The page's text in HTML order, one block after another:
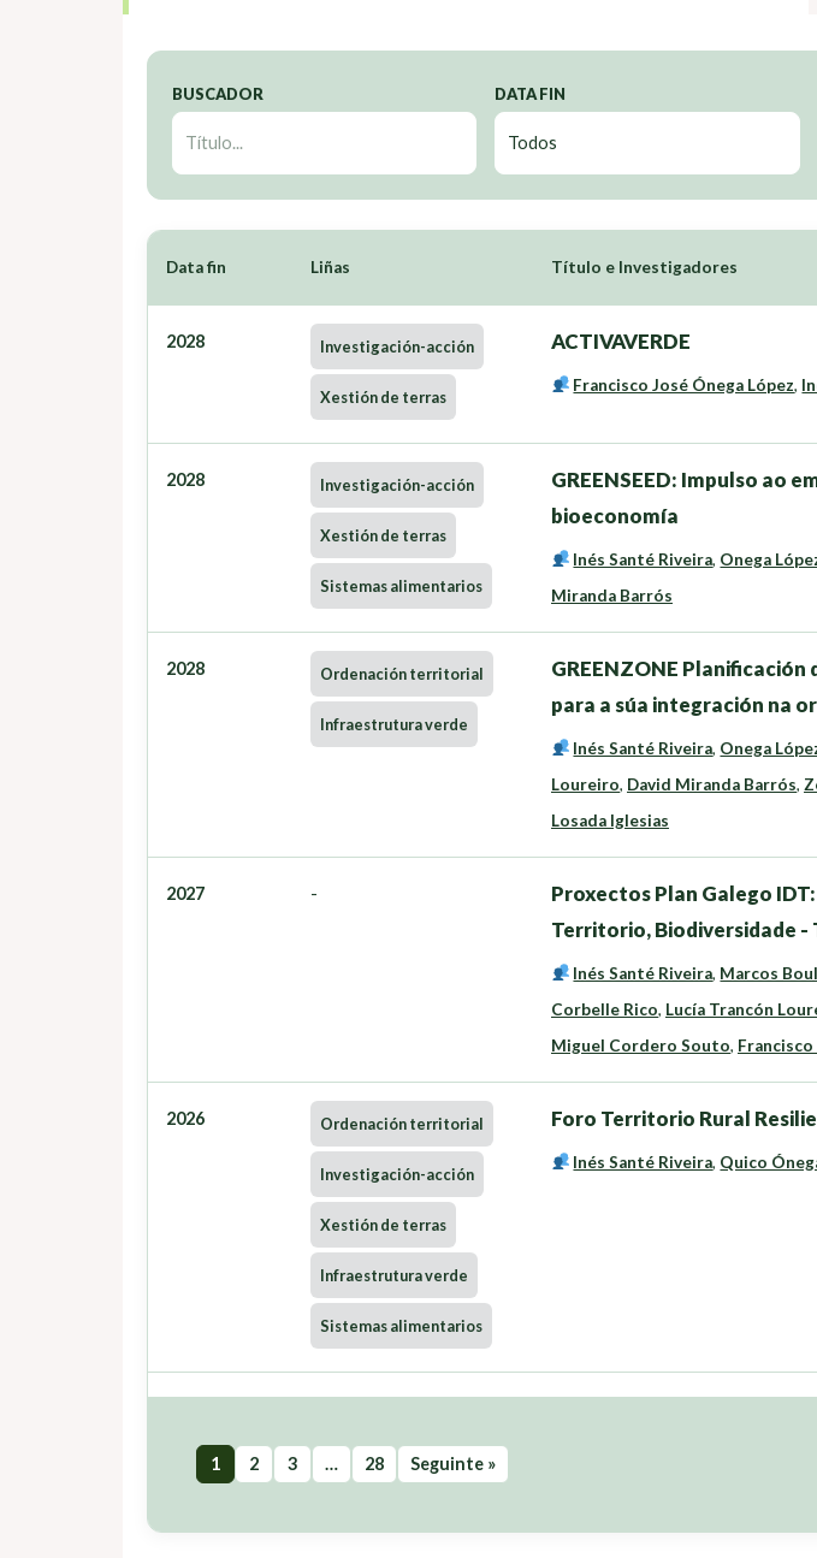
BUSCADOR DATA FIN
Data fin Liñas Título e Investigadores
2028 Investigación-acción
Xestión de terras
ACTIVAVERDE
Francisco José Ónega López,
2028 Investigación-acción
Xestión de terras
Sistemas alimentarios
GREENSEED: Impulso ao
bioeconomía
Inés Santé Riveira, Onega
Miranda Barrós
2028 Ordenación territorial
Infraestrutura verde
GREENZONE
para a súa integración na
Inés Santé Riveira, Onega
Loureiro, David Miranda Barrós,
Losada Iglesias
2027 -
Proxectos Plan Galego IDT:
Territorio, Biodiversidade -
Inés Santé Riveira, Marcos
Corbelle Rico, Lucía Trancón
Miguel Cordero Souto, Francisco
2026 Ordenación territorial
Investigación-acción
Xestión de terras
Infraestrutura verde
Sistemas alimentarios
Foro Territorio Rural
Inés Santé Riveira, Quico
1 2 3 … 28 Seguinte »